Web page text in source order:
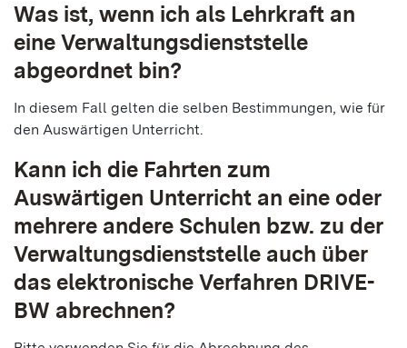
Was ist, wenn ich als Lehrkraft an
eine Verwaltungsdienststelle
abgeordnet bin?
In diesem Fall gelten die selben Bestimmungen, wie für
den Auswärtigen Unterricht.
Kann ich die Fahrten zum
Auswärtigen Unterricht an eine oder
mehrere andere Schulen bzw. zu der
Verwaltungsdienststelle auch über
das elektronische Verfahren DRIVE-
BW abrechnen?